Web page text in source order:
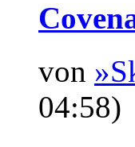
von
04:58)